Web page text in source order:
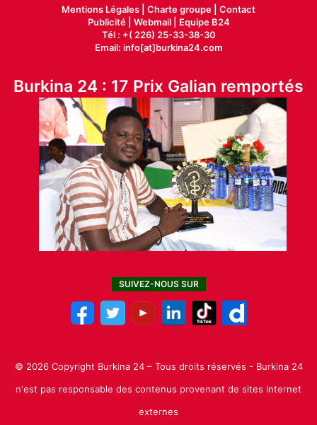
Mentions Légales | Charte groupe | Contact
Publicité| Webmail |
Equipe B24
Tél : +( 226) 25-33-38-30
Email: info[at]burkina24.com
Burkina 24 : 17 Prix Galian remportés
SUIVEZ-NOUS SUR
© 2026 Copyright Burkina 24 – Tous droits réservés - Burkina 24
n'est pas responsable des contenus provenant de sites Internet
externes